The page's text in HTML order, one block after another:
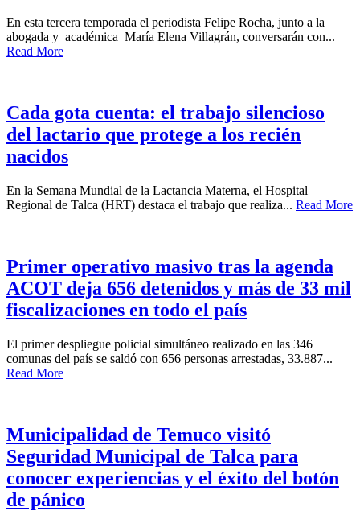
En esta tercera temporada el periodista Felipe Rocha, junto a la
abogada y académica María Elena Villagrán, conversarán con...
Read More
Cada gota cuenta: el trabajo silencioso
del lactario que protege a los recién
nacidos
En la Semana Mundial de la Lactancia Materna, el Hospital
Regional de Talca (HRT) destaca el trabajo que realiza... Read More
Primer operativo masivo tras la agenda
ACOT deja 656 detenidos y más de 33 mil
fiscalizaciones en todo el país
El primer despliegue policial simultáneo realizado en las 346
comunas del país se saldó con 656 personas arrestadas, 33.887...
Read More
Municipalidad de Temuco visitó
Seguridad Municipal de Talca para
conocer experiencias y el éxito del botón
de pánico